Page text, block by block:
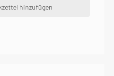
hinzufügen